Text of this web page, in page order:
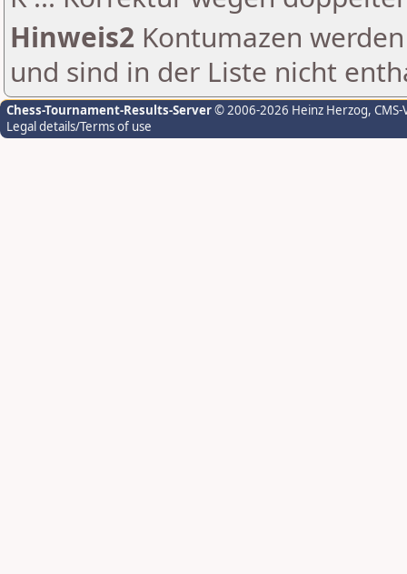
Hinweis2 Kontumazen
und sind in der Liste nicht
Chess-Tournament-Results-Server© 2006-2026 Heinz Herzog,
Legal details/Terms of use